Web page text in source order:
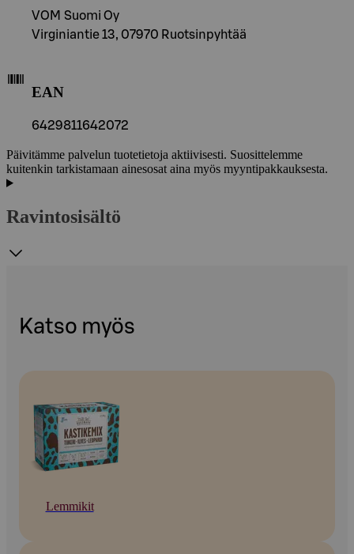
VOM Suomi Oy
Virginiantie 13, 07970 Ruotsinpyhtää
EAN
6429811642072
Päivitämme palvelun tuotetietoja aktiivisesti. Suosittelemme
kuitenkin tarkistamaan ainesosat aina myös myyntipakkauksesta.
Ravintosisältö
Katso myös
Lemmikit